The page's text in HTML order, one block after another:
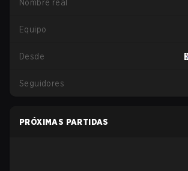
Nombre real
Equipo
Desde
Seguidores
PRÓXIMAS PARTIDAS